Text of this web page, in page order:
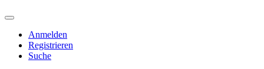
Anmelden
Registrieren
Suche